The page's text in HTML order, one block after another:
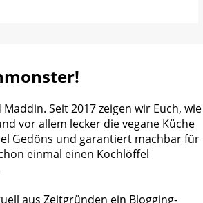
Seit 2017 zeigen wir Euch, wie
vor allem lecker die vegane Küche
Gedöns und garantiert machbar für
einmal einen Kochlöffel
aus Zeitgründen ein Blogging-